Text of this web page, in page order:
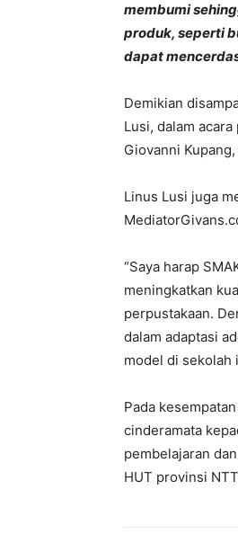
membumi
produk, seperti
dapat
Demikian
Lusi, dalam
Giovanni
Linus Lusi juga
“Saya harap
meningkatkan
perpustakaan.
dalam adaptasi
model di sekolah
Pada
cinderamata
pembelajaran
HUT provinsi